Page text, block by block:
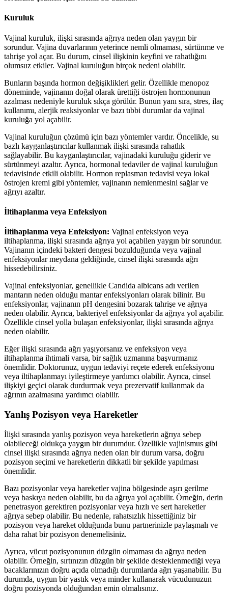
Kuruluk
Vajinal kuruluk, ilişki sırasında ağrıya neden olan yaygın bir
sorundur. Vajina duvarlarının yeterince nemli olmaması, sürtünme ve
tahrişe yol açar. Bu durum, cinsel ilişkinin keyfini ve rahatlığını
olumsuz etkiler. Vajinal kuruluğun birçok nedeni olabilir.
Bunların başında hormon değişiklikleri gelir. Özellikle menopoz
döneminde, vajinanın doğal olarak ürettiği östrojen hormonunun
azalması nedeniyle kuruluk sıkça görülür. Bunun yanı sıra, stres, ilaç
kullanımı, alerjik reaksiyonlar ve bazı tıbbi durumlar da vajinal
kuruluğa yol açabilir.
Vajinal kuruluğun çözümü için bazı yöntemler vardır. Öncelikle, su
bazlı kayganlaştırıcılar kullanmak ilişki sırasında rahatlık
sağlayabilir. Bu kayganlaştırıcılar, vajinadaki kuruluğu giderir ve
sürtünmeyi azaltır. Ayrıca, hormonal tedaviler de vajinal kuruluğun
tedavisinde etkili olabilir. Hormon replasman tedavisi veya lokal
östrojen kremi gibi yöntemler, vajinanın nemlenmesini sağlar ve
ağrıyı azaltır.
İltihaplanma veya Enfeksiyon
İltihaplanma veya Enfeksiyon: Vajinal enfeksiyon veya
iltihaplanma, ilişki sırasında ağrıya yol açabilen yaygın bir sorundur.
Vajinanın içindeki bakteri dengesi bozulduğunda veya vajinal
enfeksiyonlar meydana geldiğinde, cinsel ilişki sırasında ağrı
hissedebilirsiniz.
Vajinal enfeksiyonlar, genellikle Candida albicans adı verilen
mantarın neden olduğu mantar enfeksiyonları olarak bilinir. Bu
enfeksiyonlar, vajinanın pH dengesini bozarak tahrişe ve ağrıya
neden olabilir. Ayrıca, bakteriyel enfeksiyonlar da ağrıya yol açabilir.
Özellikle cinsel yolla bulaşan enfeksiyonlar, ilişki sırasında ağrıya
neden olabilir.
Eğer ilişki sırasında ağrı yaşıyorsanız ve enfeksiyon veya
iltihaplanma ihtimali varsa, bir sağlık uzmanına başvurmanız
önemlidir. Doktorunuz, uygun tedaviyi reçete ederek enfeksiyonu
veya iltihaplanmayı iyileştirmeye yardımcı olabilir. Ayrıca, cinsel
ilişkiyi geçici olarak durdurmak veya prezervatif kullanmak da
ağrının azalmasına yardımcı olabilir.
Yanlış Pozisyon veya Hareketler
İlişki sırasında yanlış pozisyon veya hareketlerin ağrıya sebep
olabileceği oldukça yaygın bir durumdur. Özellikle vajinismus gibi
cinsel ilişki sırasında ağrıya neden olan bir durum varsa, doğru
pozisyon seçimi ve hareketlerin dikkatli bir şekilde yapılması
önemlidir.
Bazı pozisyonlar veya hareketler vajina bölgesinde aşırı gerilme
veya baskıya neden olabilir, bu da ağrıya yol açabilir. Örneğin, derin
penetrasyon gerektiren pozisyonlar veya hızlı ve sert hareketler
ağrıya sebep olabilir. Bu nedenle, rahatsızlık hissettiğiniz bir
pozisyon veya hareket olduğunda bunu partnerinizle paylaşmalı ve
daha rahat bir pozisyon denemelisiniz.
Ayrıca, vücut pozisyonunun düzgün olmaması da ağrıya neden
olabilir. Örneğin, sırtınızın düzgün bir şekilde desteklenmediği veya
bacaklarınızın doğru açıda olmadığı durumlarda ağrı yaşanabilir. Bu
durumda, uygun bir yastık veya minder kullanarak vücudunuzun
doğru pozisyonda olduğundan emin olmalısınız.